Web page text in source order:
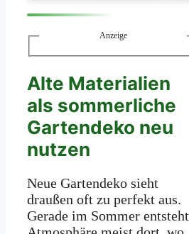
Anzeige
Alte Materialien
als sommerliche
Gartendeko neu
nutzen
Neue Gartendeko sieht
draußen oft zu perfekt aus.
Gerade im Sommer entsteht